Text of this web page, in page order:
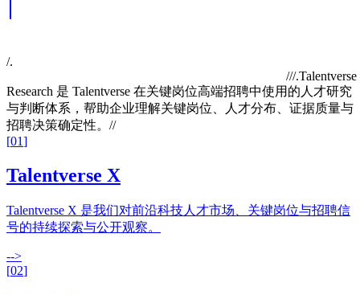
/.
///.Talentverse
Research 是 Talentverse 在关键岗位高端招聘中使用的人才研究
与判断体系，帮助企业理解关键岗位、人才分布、证据质量与
招聘决策确定性。 //
[01]
Talentverse X
Talentverse X 是我们对前沿科技人才市场、关键岗位与招聘信
号的持续探索与公开观察。
-->
[02]